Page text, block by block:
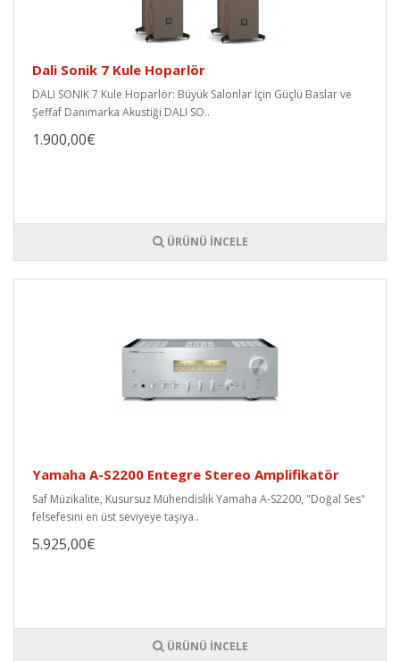
Dali Sonik 7 Kule Hoparlör
DALI SONIK 7 Kule Hoparlör: Büyük Salonlar İçin Güçlü Baslar ve
Şeffaf Danimarka Akustiği DALI SO..
1.900,00€
ÜRÜNÜ İNCELE
Yamaha A-S2200 Entegre Stereo Amplifikatör
Saf Müzikalite, Kusursuz Mühendislik Yamaha A-S2200, "Doğal Ses"
felsefesini en üst seviyeye taşıya..
5.925,00€
ÜRÜNÜ İNCELE